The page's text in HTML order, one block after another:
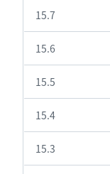
15.7
15.6
15.5
15.4
15.3